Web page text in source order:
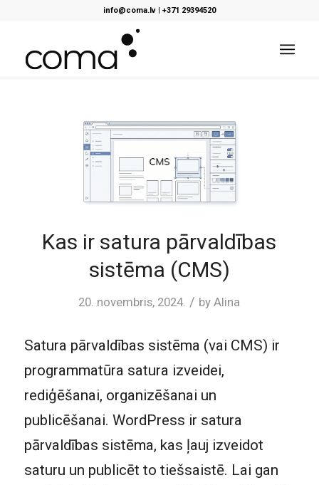
info@coma.lv| +371 29394520
Kas ir satura pārvaldības
sistēma (CMS)
20. novembris, 2024. / byAlina
Satura pārvaldības sistēma (vai CMS) ir
programmatūra satura izveidei,
rediģēšanai, organizēšanai un
publicēšanai. WordPress ir satura
pārvaldības sistēma, kas ļauj izveidot
saturu un publicēt to tiešsaistē. Lai gan